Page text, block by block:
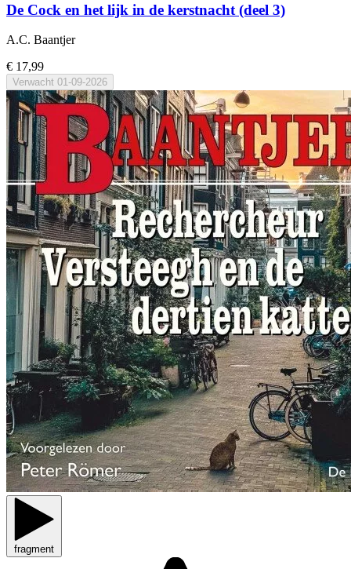
De Cock en het lijk in de kerstnacht (deel 3)
A.C. Baantjer
€ 17,99
Verwacht 01-09-2026
fragment